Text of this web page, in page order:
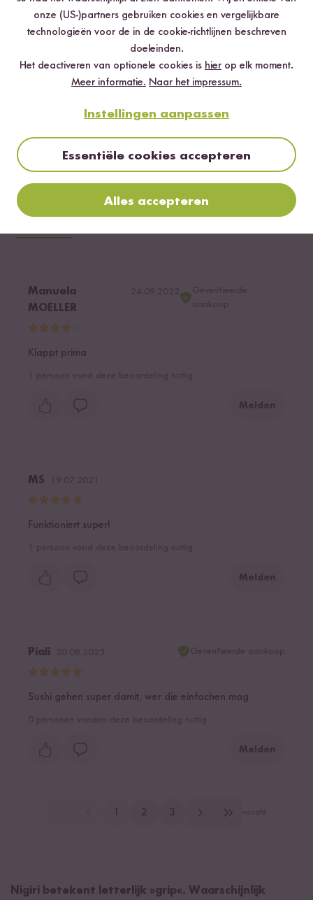
4 sterren 6.3 %
3 sterren 6.3 %
2 sterren 0 %
1 ster
Beoordeel dit product
Manuela
MOELLER
Klappt prima
Melden
MS
Funktioniert super!
Melden
Piali
Sushi gehen super damit, wer die einfachen mag
Melden
2 3
Nigiri betekent letterlijk »grip«. Waarschijnlijk
onze (US-)partners gebruiken cookies en vergelijkbare
technologieën voor de in de cookie-richtlijnen beschreven
doeleinden.
Het deactiveren van optionele cookies is hier op elk moment.
Meer informatie. Naar het impressum.
Instellingen aanpassen
Essentiële cookies accepteren
Alles accepteren